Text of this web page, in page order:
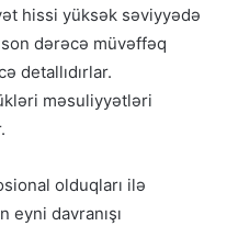
hissi yüksək səviyyədə
dərəcə müvəffəq
detallıdırlar.
məsuliyyətləri
olduqları ilə
eyni davranışı